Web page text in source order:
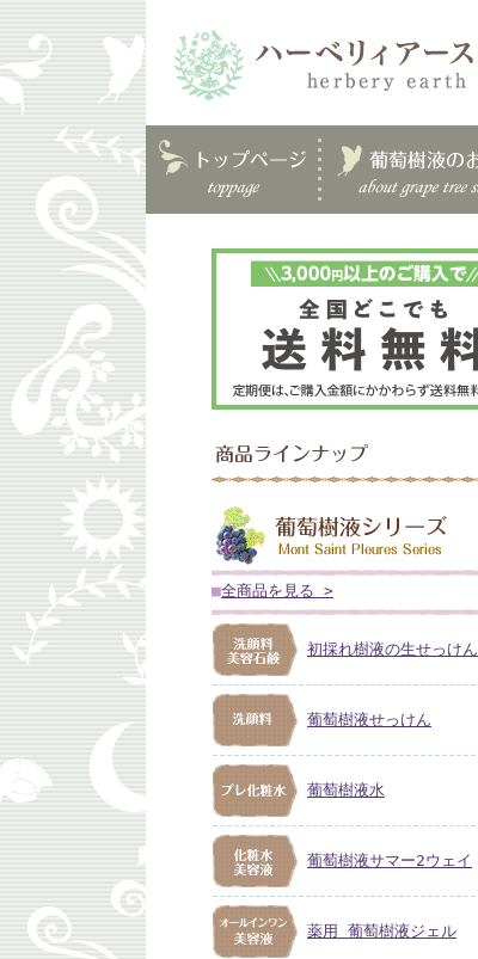
■全商品を見る >
初採れ樹液の生せっけん
葡萄樹液せっけん
葡萄樹液水
葡萄樹液サマー2ウェイ
薬用 葡萄樹液ジェル